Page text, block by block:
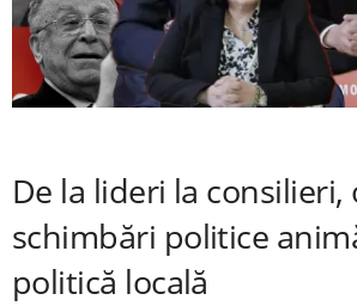
De la lideri la consilieri,
schimbări politice
politică locală